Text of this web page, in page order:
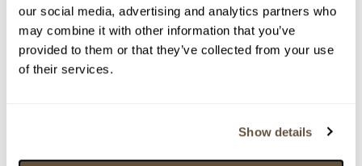
our social media, advertising and analytics partners who
may combine it with other information that you’ve
provided to them or that they’ve collected from your use
of their services.
Show details
10 000 Kč
limit (03.12.2019 17:34:57)
3211
9 500 Kč
03.12.2019 17:34:58
550
9 000 Kč
03.12.2019 16:35:29
3211
550